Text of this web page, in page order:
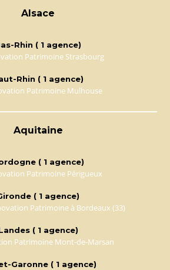
Alsace
Rhin ( 1 agence)
Patrimoine Strasbourg
Rhin ( 1 agence)
Patrimoine Mulhouse
Aquitaine
( 1 agence)
Patrimoine Périgueux
( 1 agence)
Patrimoine à Bordeaux (33)
( 1 agence)
Patrimoine Mont-de-Marsan
Garonne ( 1 agence)